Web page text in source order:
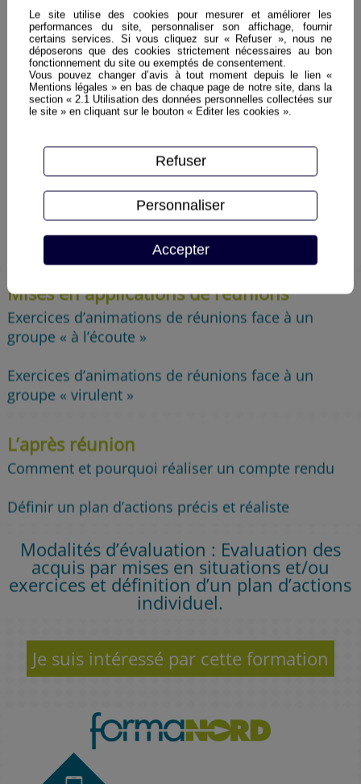
Exercices de présentation d’un sujet à un groupe
de néophytes
Les 5 différents niveaux d’écoute
Les 4 types de questions et leur utilisation
Gestion des objections par La méthode AIR
Gestion du groupe et de ses différences
membre de l’équipe
Les outils de l’animateur (Double Tour,
Brainstorming, Pareto…)
Méthodes de prise de décision (vote pondéré,
matrice décisionnelle…)
Conclure avec efficacité
Mises en applications de réunions
Exercices d’animations de réunions face à un
groupe « à l’écoute »
Exercices d’animations de réunions face à un
groupe « virulent »
L’après réunion
Comment et pourquoi réaliser un compte rendu
Définir un plan d’actions précis et réaliste
Modalités d’évaluation : Evaluation des
acquis par mises en situations et/ou
exercices et définition d’un plan d’actions
individuel.
Je suis intéressé par cette formation
Le site utilise des cookies pour mesurer et améliorer les
performances du site, personnaliser son affichage, fournir
certains services. Si vous cliquez sur « Refuser », nous ne
déposerons que des cookies strictement nécessaires au bon
fonctionnement du site ou exemptés de consentement.
Vous pouvez changer d’avis à tout moment depuis le lien «
Mentions légales » en bas de chaque page de notre site, dans la
section « 2.1 Utilisation des données personnelles collectées sur
le site » en cliquant sur le bouton « Editer les cookies ».
Accepter
Refuser
Personnaliser